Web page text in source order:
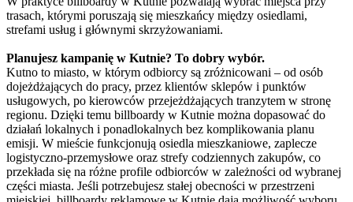
trasach, którymi poruszają się mieszkańcy między osiedlami,
strefami usług i głównymi skrzyżowaniami.
Planujesz kampanię w Kutnie? To dobry wybór.
Kutno to miasto, w którym odbiorcy są zróżnicowani – od osób
dojeżdżających do pracy, przez klientów sklepów i punktów
usługowych, po kierowców przejeżdżających tranzytem w stronę
regionu. Dzięki temu billboardy w Kutnie można dopasować do
działań lokalnych i ponadlokalnych bez komplikowania planu
emisji. W mieście funkcjonują osiedla mieszkaniowe, zaplecze
logistyczno-przemysłowe oraz strefy codziennych zakupów, co
przekłada się na różne profile odbiorców w zależności od wybranej
części miasta. Jeśli potrzebujesz stałej obecności w przestrzeni